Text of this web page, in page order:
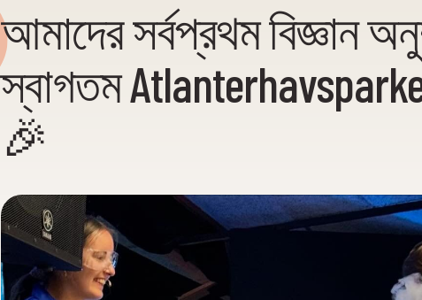
আমাদের সর্বপ্রথম বিজ্ঞান
স্বাগতম
🎉